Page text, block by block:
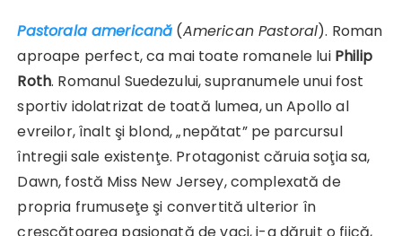
Pastorala americană (American Pastoral). Roman
aproape perfect, ca mai toate romanele lui Philip
Roth. Romanul Suedezului, supranumele unui fost
sportiv idolatrizat de toată lumea, un Apollo al
evreilor, înalt şi blond, „nepătat” pe parcursul
întregii sale existenţe. Protagonist căruia soţia sa,
Dawn, fostă Miss New Jersey, complexată de
propria frumuseţe şi convertită ulterior în